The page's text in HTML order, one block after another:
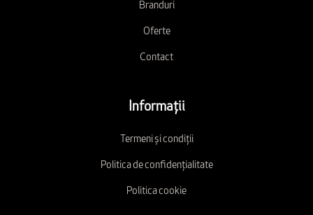
Branduri
Oferte
Contact
Informații
Termeni și condiții
Politica de confidențialitate
Politica cookie